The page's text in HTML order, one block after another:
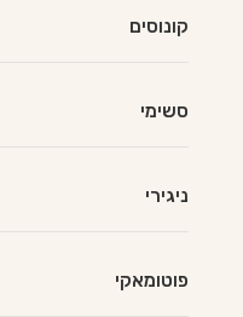
קונוסים
סשימי
ניגירי
פוטומאקי